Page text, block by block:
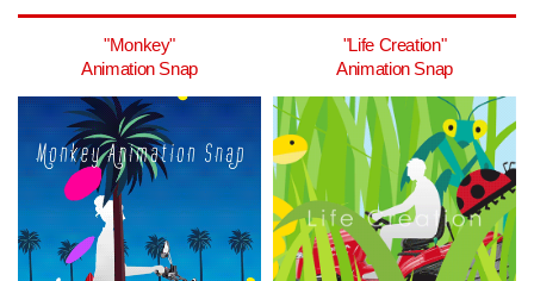
"Monkey"
Animation Snap
"Life Creation"
Animation Snap